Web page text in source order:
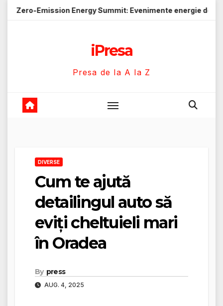
Energy Summit: Evenimente energie despre soluții cu
iPresa
Presa de la A la Z
DIVERSE
Cum te ajută
detailingul auto să
eviți cheltuieli mari
în Oradea
By press
AUG. 4, 2025